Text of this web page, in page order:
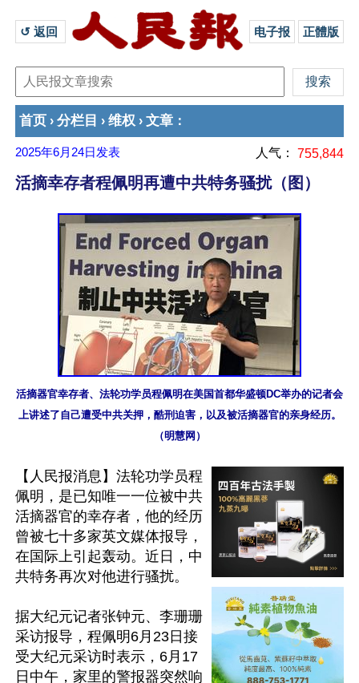
↺ 返回 电子报 正體版
首页 › 分栏目 › 维权 › 文章 ：
2025年6月24日 发表 人气： 755,844
活摘幸存者程佩明再遭中共特务骚扰（图）
活摘器官幸存者、法轮功学员程佩明在美国首都华盛顿DC举办的记者会
上讲述了自己遭受中共关押，酷刑迫害，以及被活摘器官的亲身经历。
（明慧网）
【人民报消息】法轮功学员程
佩明，是已知唯一一位被中共
活摘器官的幸存者，他的经历
曾被七十多家英文媒体报导，
在国际上引起轰动。近日，中
共特务再次对他进行骚扰。
据大纪元记者张钟元、李珊珊
采访报导，程佩明6月23日接
受大纪元采访时表示，6月17
日中午，家里的警报器突然响